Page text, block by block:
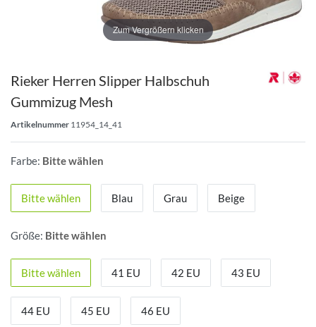
Zum Vergrößern klicken
Rieker Herren Slipper Halbschuh
Gummizug Mesh
Artikelnummer 11954_14_41
Farbe: Bitte wählen
Bitte wählen Blau Grau Beige
Größe: Bitte wählen
Bitte wählen 41 EU 42 EU 43 EU
44 EU 45 EU 46 EU